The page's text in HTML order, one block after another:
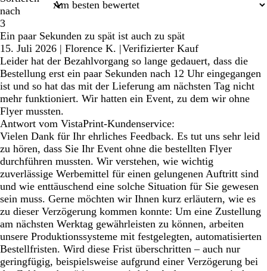
nach
3
Ein paar Sekunden zu spät ist auch zu spät
15. Juli 2026 | Florence K. |Verifizierter Kauf
Leider hat der Bezahlvorgang so lange gedauert, dass die
Bestellung erst ein paar Sekunden nach 12 Uhr eingegangen
ist und so hat das mit der Lieferung am nächsten Tag nicht
mehr funktioniert. Wir hatten ein Event, zu dem wir ohne
Flyer mussten.
Antwort vom VistaPrint-Kundenservice:
Vielen Dank für Ihr ehrliches Feedback. Es tut uns sehr leid
zu hören, dass Sie Ihr Event ohne die bestellten Flyer
durchführen mussten. Wir verstehen, wie wichtig
zuverlässige Werbemittel für einen gelungenen Auftritt sind
und wie enttäuschend eine solche Situation für Sie gewesen
sein muss. Gerne möchten wir Ihnen kurz erläutern, wie es
zu dieser Verzögerung kommen konnte: Um eine Zustellung
am nächsten Werktag gewährleisten zu können, arbeiten
unsere Produktionssysteme mit festgelegten, automatisierten
Bestellfristen. Wird diese Frist überschritten – auch nur
geringfügig, beispielsweise aufgrund einer Verzögerung bei